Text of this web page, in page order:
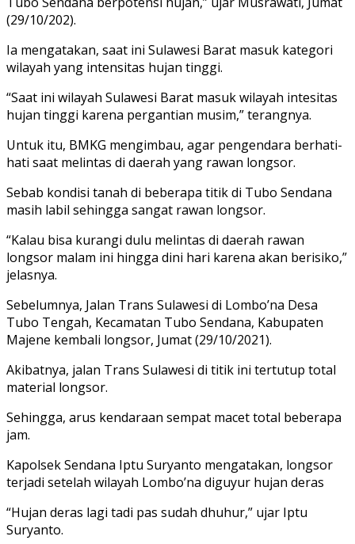
(29/10/202).
Ia mengatakan, saat ini Sulawesi Barat masuk kategori
wilayah yang intensitas hujan tinggi.
“Saat ini wilayah Sulawesi Barat masuk wilayah intesitas
hujan tinggi karena pergantian musim,” terangnya.
Untuk itu, BMKG mengimbau, agar pengendara berhati-
hati saat melintas di daerah yang rawan longsor.
Sebab kondisi tanah di beberapa titik di Tubo Sendana
masih labil sehingga sangat rawan longsor.
“Kalau bisa kurangi dulu melintas di daerah rawan
longsor malam ini hingga dini hari karena akan berisiko,”
jelasnya.
Sebelumnya, Jalan Trans Sulawesi di Lombo’na Desa
Tubo Tengah, Kecamatan Tubo Sendana, Kabupaten
Majene kembali longsor, Jumat (29/10/2021).
Akibatnya, jalan Trans Sulawesi di titik ini tertutup total
material longsor.
Sehingga, arus kendaraan sempat macet total beberapa
jam.
Kapolsek Sendana Iptu Suryanto mengatakan, longsor
terjadi setelah wilayah Lombo’na diguyur hujan deras
“Hujan deras lagi tadi pas sudah dhuhur,” ujar Iptu
Suryanto.